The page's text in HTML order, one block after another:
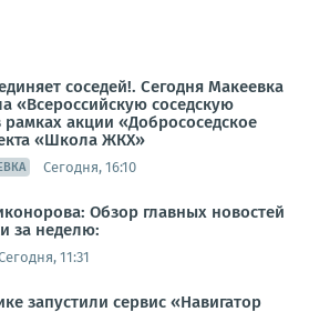
соседей!. Сегодня Макеевка
«Всероссийскую соседскую
рамках акции «Добрососедское
«Школа ЖКХ»
Сегодня, 16:10
Обзор главных новостей
за неделю:
11:31
запустили сервис «Навигатор